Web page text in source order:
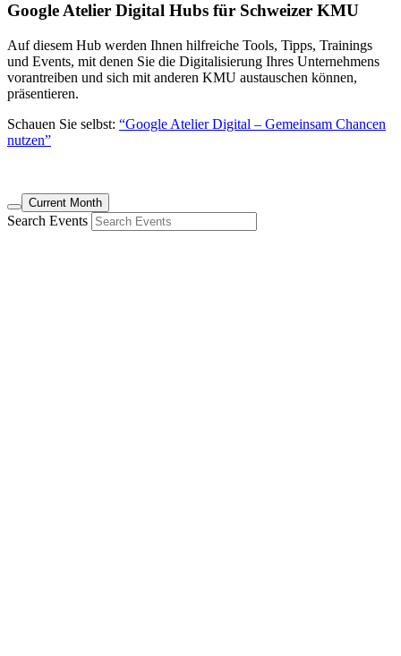
Google Atelier Digital Hubs für Schweizer KMU
Auf diesem Hub werden Ihnen hilfreiche Tools, Tipps, Trainings
und Events, mit denen Sie die Digitalisierung Ihres Unternehmens
vorantreiben und sich mit anderen KMU austauschen können,
präsentieren.
Schauen Sie selbst: “Google Atelier Digital – Gemeinsam Chancen
nutzen”
Current Month
Search Events